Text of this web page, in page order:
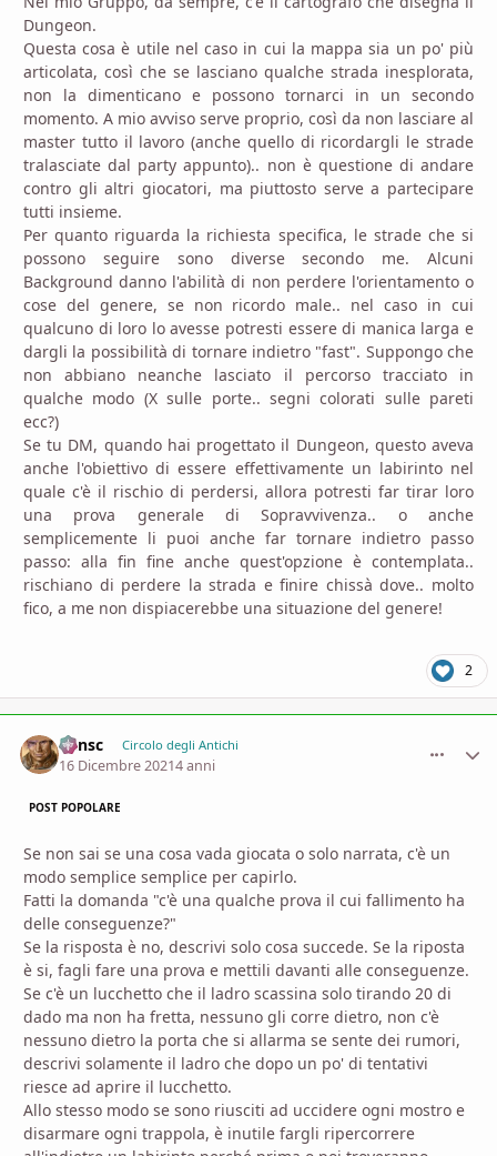
Dungeon.
Questa cosa è utile nel caso in cui la mappa sia un po' più
articolata, così che se lasciano qualche strada inesplorata,
non la dimenticano e possono tornarci in un secondo
momento. A mio avviso serve proprio, così da non lasciare al
master tutto il lavoro (anche quello di ricordargli le strade
tralasciate dal party appunto).. non è questione di andare
contro gli altri giocatori, ma piuttosto serve a partecipare
tutti insieme.
Per quanto riguarda la richiesta specifica, le strade che si
possono seguire sono diverse secondo me. Alcuni
Background danno l'abilità di non perdere l'orientamento o
cose del genere, se non ricordo male.. nel caso in cui
qualcuno di loro lo avesse potresti essere di manica larga e
dargli la possibilità di tornare indietro "fast". Suppongo che
non abbiano neanche lasciato il percorso tracciato in
qualche modo (X sulle porte.. segni colorati sulle pareti
ecc?)
Se tu DM, quando hai progettato il Dungeon, questo aveva
anche l'obiettivo di essere effettivamente un labirinto nel
quale c'è il rischio di perdersi, allora potresti far tirar loro
una prova generale di Sopravvivenza.. o anche
semplicemente li puoi anche far tornare indietro passo
passo: alla fin fine anche quest'opzione è contemplata..
rischiano di perdere la strada e finire chissà dove.. molto
fico, a me non dispiacerebbe una situazione del genere!
2
Minsc Circolo degli Antichi
16 Dicembre 20214 anni
POST POPOLARE
Se non sai se una cosa vada giocata o solo narrata, c'è un
modo semplice semplice per capirlo.
Fatti la domanda "c'è una qualche prova il cui fallimento ha
delle conseguenze?"
Se la risposta è no, descrivi solo cosa succede. Se la riposta
è si, fagli fare una prova e mettili davanti alle conseguenze.
Se c'è un lucchetto che il ladro scassina solo tirando 20 di
dado ma non ha fretta, nessuno gli corre dietro, non c'è
nessuno dietro la porta che si allarma se sente dei rumori,
descrivi solamente il ladro che dopo un po' di tentativi
riesce ad aprire il lucchetto.
Allo stesso modo se sono riusciti ad uccidere ogni mostro e
disarmare ogni trappola, è inutile fargli ripercorrere